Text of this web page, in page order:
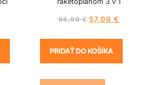
66,99€ 57,00 €
PRIDAŤ DO KOŠÍKA